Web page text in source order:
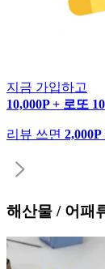
지금 가입하고
10,000P + 로또
리뷰 쓰면 2,000P
해산물 / 어패